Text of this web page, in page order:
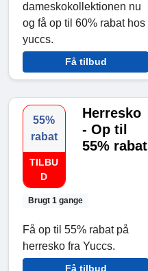
dameskokollektionen nu
og få op til 60% rabat hos
yuccs.
Få tilbud
55%
rabat
TILBU
D
Brugt 1 gange
Herresko
- Op til
55% rabat
Få op til 55% rabat på
herresko fra Yuccs.
Få tilbud